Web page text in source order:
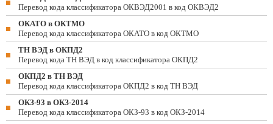
Перевод кода классификатора ОКВЭД2001 в код ОКВЭД2
ОКАТО в ОКТМО
Перевод кода классификатора ОКАТО в код ОКТМО
ТН ВЭД в ОКПД2
Перевод кода ТН ВЭД в код классификатора ОКПД2
ОКПД2 в ТН ВЭД
Перевод кода классификатора ОКПД2 в код ТН ВЭД
ОКЗ-93 в ОКЗ-2014
Перевод кода классификатора ОКЗ-93 в код ОКЗ-2014